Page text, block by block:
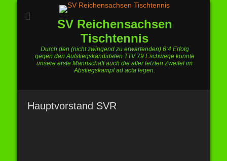
SV Reichensachsen
Tischtennis
Durch den (nicht zwingend zu erwartenden) 6:4 Erfolg
gegen den Aufstiegskandidaten TTV 79 Eschwege konnte
unsere erste Mannschaft auch die aller letzten Zweifel im
Abstiegskampf ad acta legen.
Hauptvorstand SVR